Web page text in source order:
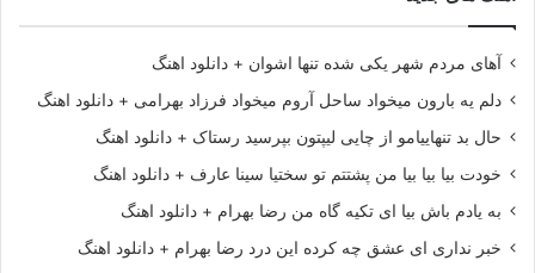
آهای مردم شهر یکی شده تنها اشوان + دانلود اهنگ
دلم یه بارون میخواد ساحل آروم میخواد فرزاد بهرامی + دانلود اهنگ
حال بد تنهاییامو از چایی لیپتون بپرسید رستاک + دانلود اهنگ
خودت بیا بیا بیا من پشتتم تو سختیا سینا عارف + دانلود اهنگ
به یادم باش بیا ای تکیه گاه من رضا بهرام + دانلود اهنگ
خبر نداری ای عشق چه کرده این درد رضا بهرام + دانلود اهنگ